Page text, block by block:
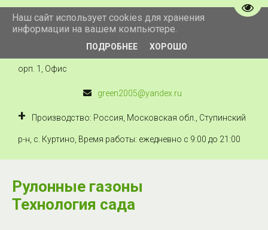
+7 910 434 222 5
Технология сада,Россия ,Москва,Можайское ш., 41, к
орп. 1 Офис
green2005@yandex.ru
Производство: Россия, Московская обл., Ступинский
р-н, с. Куртино Время работы: ежедневно с 9:00 до 21:00
Рулонные газоны
Технология сада
Наш сайт использует cookies для хранения
информации на вашем компьютере.
ПОДРОБНЕЕ ХОРОШО